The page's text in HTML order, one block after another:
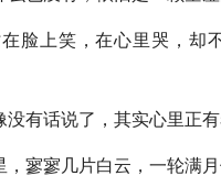
上笑，在心里哭，却
有话说了，其实心里正
寥寥几片白云，一轮满